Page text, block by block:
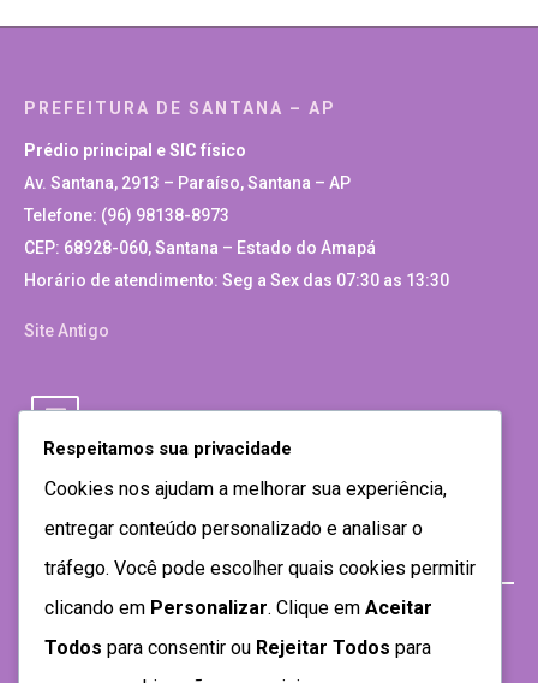
PREFEITURA DE SANTANA – AP
Prédio principal e SIC físico
Av. Santana, 2913 – Paraíso, Santana – AP
Telefone: (96) 98138-8973
CEP: 68928-060, Santana – Estado do Amapá
Horário de atendimento: Seg a Sex das 07:30 as 13:30
Site Antigo
Respeitamos sua privacidade
Cookies nos ajudam a melhorar sua experiência,
entregar conteúdo personalizado e analisar o
tráfego. Você pode escolher quais cookies permitir
clicando em Personalizar. Clique em Aceitar
Todos para consentir ou Rejeitar Todos para